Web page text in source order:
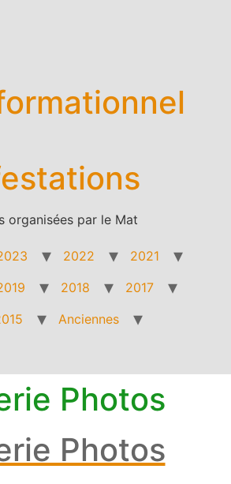
organisées par le Mat
2022
2021
2018
2017
Anciennes
Photos
Photos